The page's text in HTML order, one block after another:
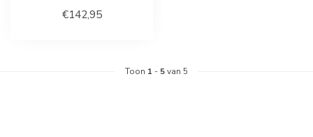
€142,95
Toon 1 - 5van 5